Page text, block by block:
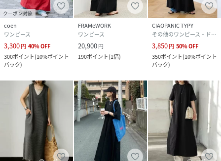
クーポン対象
coen
ワンピース
3,300円 40%OFF
300ポイント(10%ポイント
バック)
FRAMeWORK
ワンピース
20,900円
190ポイント(1倍)
CIAOPANIC TYPY
その他のワンピース・ドレス
3,850円 50%OFF
350ポイント(10%ポイント
バック)